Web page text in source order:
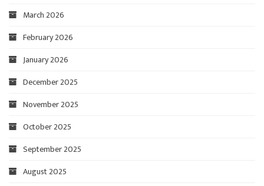
March 2026
February 2026
January 2026
December 2025
November 2025
October 2025
September 2025
August 2025